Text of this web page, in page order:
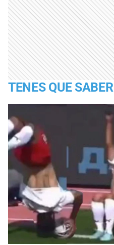
TENES QUE SABER